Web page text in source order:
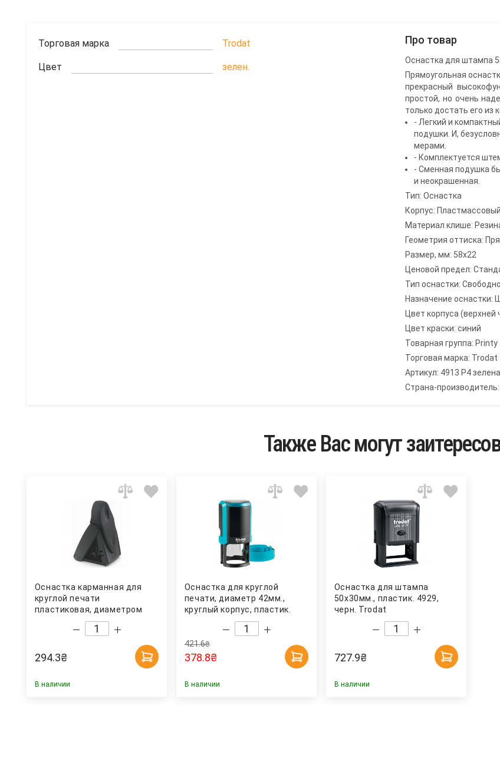
Торговая марка Trodat
Цвет зелен.
Про товар
Оснастка для штампа
Прямоугольная
прекрасный
простой, но очень
только достать его из
- Легкий и
подушки. И,
мерами.
- Комплектуется
- Сменная подушка
и неокрашенная.
Тип: Оснастка
Корпус: Пластмассовый
Материал клише:
Геометрия оттиска:
Размер, мм: 58x22
Ценовой предел:
Тип оснастки:
Назначение оснастки:
Цвет корпуса (верхней
Цвет краски: синий
Товарная группа: Printy
Торговая марка: Trodat
Артикул: 4913 P4
Страна-
Также Вас могут
Оснастка карманная для
круглой печати
пластиковая, диаметром
макс. 40мм., 9440, черн.
294.3₴
В наличии
Оснастка для круглой
печати, диаметр 42мм.,
круглый корпус, пластик.
4642, бирюз. Trodat
421.6₴
378.8₴
В наличии
Оснастка для штампа
50х30мм., пластик. 4929,
черн. Trodat
727.9₴
В наличии